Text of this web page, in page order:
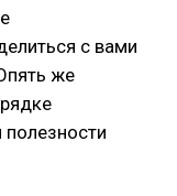
с вами
же
полезности